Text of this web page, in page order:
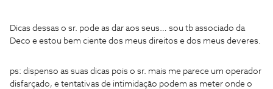
Dicas dessas o sr. pode as dar aos seus… sou tb associado da
Deco e estou bem ciente dos meus direitos e dos meus deveres.
ps: dispenso as suas dicas pois o sr. mais me parece um operador
disfarçado, e tentativas de intimidação podem as meter onde o